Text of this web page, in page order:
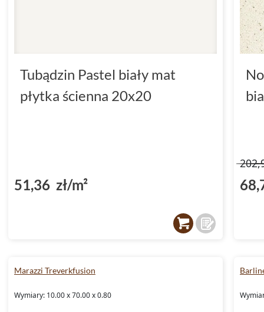
Tubądzin Pastel biały mat
płytka ścienna 20x20
51,36 zł/m²
Marazzi Treverkfusion
Wymiary: 10.00 x 70.00 x 0.80